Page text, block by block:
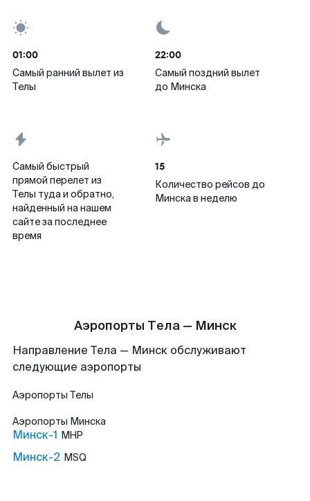
01:00
Самый ранний вылет из
Телы
22:00
Самый поздний вылет
до Минска
Самый быстрый
прямой перелет из
Телы туда и обратно,
найденный на нашем
сайте за последнее
время
15
Количество рейсов до
Минска в неделю
Аэропорты Тела — Минск
Направление Тела — Минск обслуживают
следующие аэропорты
Аэропорты Телы
Аэропорты Минска
Минск-1 MHP
Минск-2 MSQ